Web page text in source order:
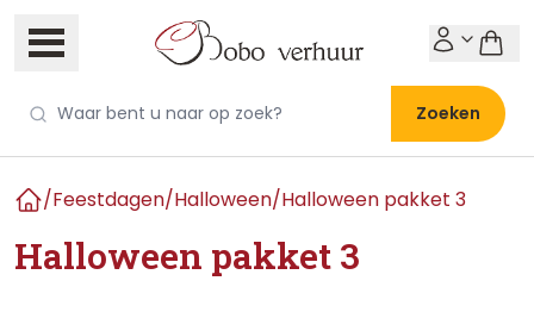
Zoeken
/Feestdagen/Halloween/Halloween pakket 3
Halloween pakket 3